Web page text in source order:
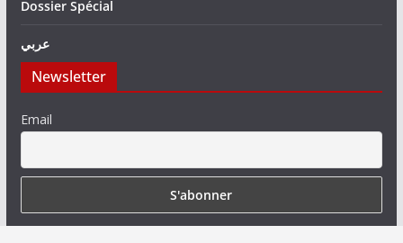
Dossier Spécial
عربي
Newsletter
Email